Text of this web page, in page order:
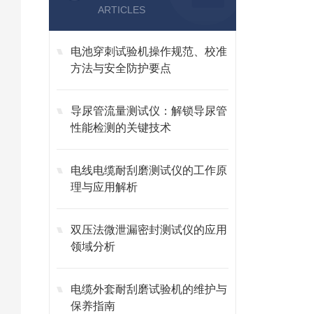
ARTICLES
电池穿刺试验机操作规范、校准
方法与安全防护要点
导尿管流量测试仪：解锁导尿管
性能检测的关键技术
电线电缆耐刮磨测试仪的工作原
理与应用解析
双压法微泄漏密封测试仪的应用
领域分析
电缆外套耐刮磨试验机的维护与
保养指南